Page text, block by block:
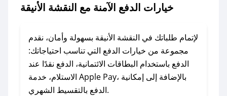
لا تقلق! يمكنك التواصل مع فريق دعم صحصح عبر
الرسائل الخاصة على تويتر أو البريد الإلكتروني،
وسنقوم بحل المشكلة في أسرع وقت ممكن.
### ماذا أفعل إذا لم أجد كود خصم لمتجري
خيارات الدفع الآمنة مع النقشة الأنيقة
لإتمام طلباتك في النقشة الأنيقة بسهولة وأمان، نقدم
مجموعة من خيارات الدفع التي تناسب احتياجاتك:
الدفع باستخدام البطاقات الائتمانية، الدفع نقدًا عند
الاستلام، خدمة Apple Pay، بالإضافة إلى إمكانية
الدفع بالتقسيط الشهري.